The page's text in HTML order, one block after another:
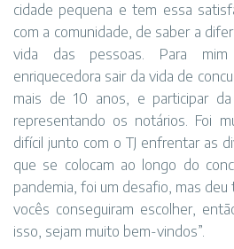
cidade pequena e tem essa
com a comunidade, de saber a
vida das pessoas. Para
enriquecedora sair da vida de
mais de 10 anos, e participar
representando os notários. Foi
difícil junto com o TJ enfrentar as
que se colocam ao longo do
pandemia, foi um desafio, mas
vocês conseguiram escolher,
isso, sejam muito bem-vindos”.